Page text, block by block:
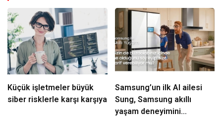
Küçük işletmeler büyük
siber risklerle karşı karşıya
Samsung’un ilk AI ailesi
Sung, Samsung akıllı
yaşam deneyimini